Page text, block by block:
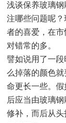
浅谈保养玻璃
注哪些问题呢
者的喜爱，在
对错常的多。
譬如说用了一
么掉落的颜色
命更长一些。
后应当由玻璃
修补，而后从